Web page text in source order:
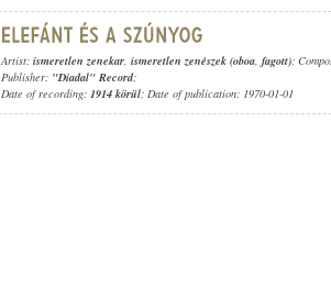
Artist: ismeretlen zenekar, ismeretlen zenészek (oboa, fagott);
Publisher: "Diadal" Record;
Date of recording: 1914 körül; Date of publication: 1970-01-01